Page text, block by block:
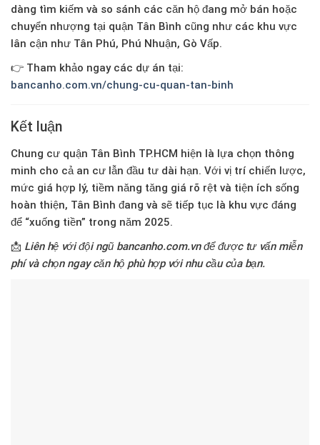
dàng tìm kiếm và so sánh các căn hộ đang mở bán hoặc
chuyển nhượng tại quận Tân Bình cũng như các khu vực
lân cận như Tân Phú, Phú Nhuận, Gò Vấp.
👉 Tham khảo ngay các dự án tại:
bancanho.com.vn/chung-cu-quan-tan-binh
Kết luận
Chung cư quận Tân Bình TP.HCM hiện là lựa chọn thông
minh cho cả an cư lẫn đầu tư dài hạn. Với vị trí chiến lược,
mức giá hợp lý, tiềm năng tăng giá rõ rệt và tiện ích sống
hoàn thiện, Tân Bình đang và sẽ tiếp tục là khu vực đáng
để “xuống tiền” trong năm 2025.
📩 Liên hệ với đội ngũ bancanho.com.vn để được tư vấn miễn
phí và chọn ngay căn hộ phù hợp với nhu cầu của bạn.